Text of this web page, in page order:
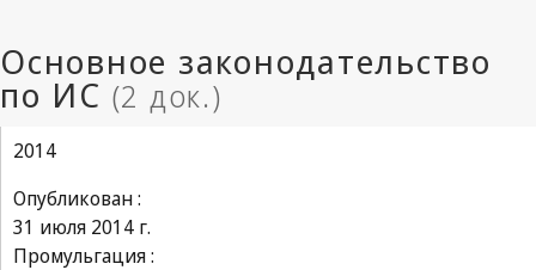
2014
Опубликован :
31 июля 2014 г.
Промульгация :